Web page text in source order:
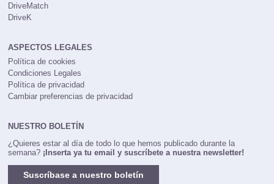
DriveMatch
DriveK
ASPECTOS LEGALES
Política de cookies
Condiciones Legales
Política de privacidad
Cambiar preferencias de privacidad
NUESTRO BOLETÍN
¿Quieres estar al día de todo lo que hemos publicado durante la
semana? ¡Inserta ya tu email y suscríbete a nuestra newsletter!
Suscríbase a nuestro boletín